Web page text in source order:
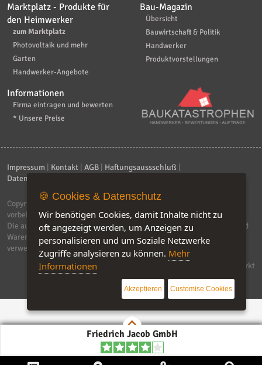
Friedrich Jacob GmbH
Marktplatz - Produkte für
den Heimwerker
zum Marktplatz
Photovoltaik und mehr
Garten
Handwerker-Angebote
Bau-Magazin
Übersicht
Bauwirtschaft & Politik
Handwerker
Produktvorstellungen
Informationen
Firma eintragen und bewerten
* Unsere Preise
Impressum Kontakt AGB Haftungsaussschluß
Datenschutzerklärung
Copyright © 2026
vorbehalten.
Die auf dieser Seite verwendeten Produktbezeichnungen, Namen und
Warenzeichen sind Eigentum der jeweiligen Firmen. Unser Portal
verwendet Affiliat-Links, für dir wir Geld erhalten.
Software by IQ-Markt
🍪 Cookies & Datenschutz
Wir benötigen Cookies, damit Inhalte nicht zu
oft angezeigt werden, um Anzeigen zu
personalisieren und um Soziale Netzwerke
Zugriffe analysieren zu können. Mehr
Informationen
Akzeptieren Customise Cookies